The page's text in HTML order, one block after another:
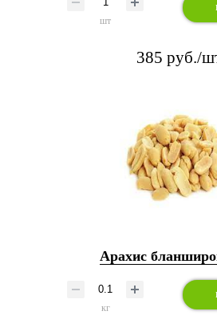
шт
385 руб./
Арахис
кг